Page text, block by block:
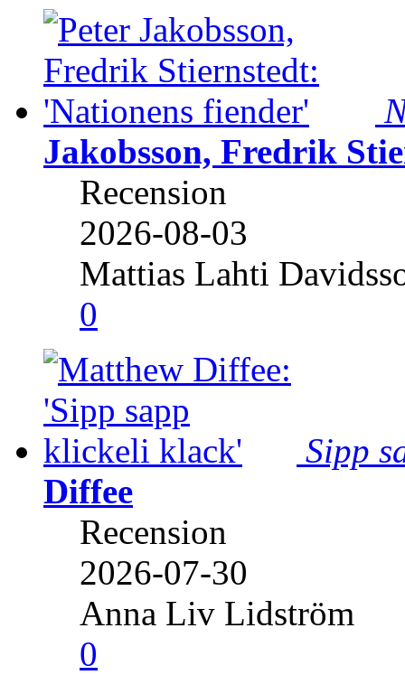
Jakobsson, Fredrik
Recension
2026-08-03
Mattias Lahti
0
Sipp
Diffee
Recension
2026-07-30
Anna Liv Lidström
0